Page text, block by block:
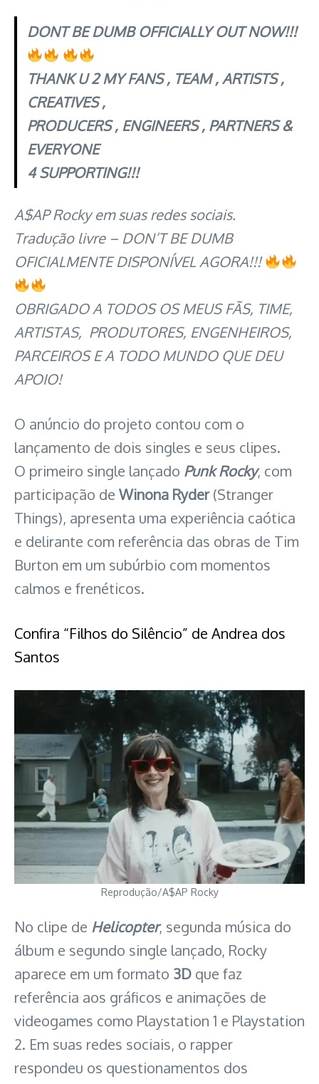
DONT BE DUMB OFFICIALLY OUT NOW!!!
THANK U 2 MY FANS , TEAM , ARTISTS ,
CREATIVES ,
PRODUCERS , ENGINEERS , PARTNERS &
EVERYONE
4 SUPPORTING!!!
A$AP Rocky em suas redes sociais.
Tradução livre – DON’T BE DUMB
OFICIALMENTE DISPONÍVEL AGORA!!!
OBRIGADO A TODOS OS MEUS FÃS, TIME,
ARTISTAS, PRODUTORES, ENGENHEIROS,
PARCEIROS E A TODO MUNDO QUE DEU
APOIO!
O anúncio do projeto contou com o
lançamento de dois singles e seus clipes.
O primeiro single lançado Punk Rocky, com
participação de Winona Ryder(Stranger
Things), apresenta uma experiência caótica
e delirante com referência das obras de Tim
Burton em um subúrbio com momentos
calmos e frenéticos.
Confira “Filhos do Silêncio” de Andrea dos
Santos
Reprodução/A$AP Rocky
No clipe de Helicopter, segunda música do
álbum e segundo single lançado, Rocky
aparece em um formato 3D que faz
referência aos gráficos e animações de
videogames como Playstation 1 e Playstation
2. Em suas redes sociais, o rapper
respondeu os questionamentos dos